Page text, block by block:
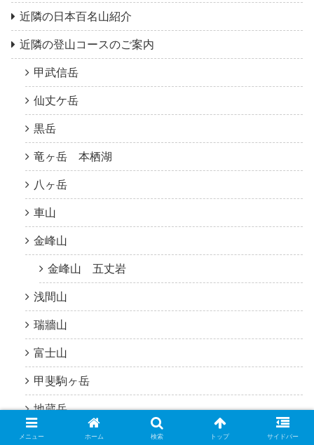
近隣の日本百名山紹介
近隣の登山コースのご案内
甲武信岳
仙丈ケ岳
黒岳
竜ヶ岳 本栖湖
八ヶ岳
車山
金峰山
金峰山 五丈岩
浅間山
瑞牆山
富士山
甲斐駒ヶ岳
地蔵岳
北杜市から登山口まで1時から２時間圏内の山
メニュー ホーム 検索 トップ サイドバー